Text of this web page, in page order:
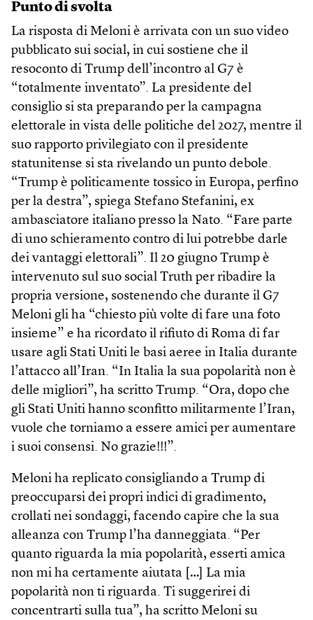
Punto di svolta
La risposta di Meloni è arrivata con un suo video
pubblicato sui social, in cui sostiene che il
resoconto di Trump dell’incontro al G7 è
“totalmente inventato”. La presidente del
consiglio si sta preparando per la campagna
elettorale in vista delle politiche del 2027, mentre il
suo rapporto privilegiato con il presidente
statunitense si sta rivelando un punto debole.
“Trump è politicamente tossico in Europa, perfino
per la destra”, spiega Stefano Stefanini, ex
ambasciatore italiano presso la Nato. “Fare parte
di uno schieramento contro di lui potrebbe darle
dei vantaggi elettorali”. Il 20 giugno Trump è
intervenuto sul suo social Truth per ribadire la
propria versione, sostenendo che durante il G7
Meloni gli ha “chiesto più volte di fare una foto
insieme” e ha ricordato il rifiuto di Roma di far
usare agli Stati Uniti le basi aeree in Italia durante
l’attacco all’Iran. “In Italia la sua popolarità non è
delle migliori”, ha scritto Trump. “Ora, dopo che
gli Stati Uniti hanno sconfitto militarmente l’Iran,
vuole che torniamo a essere amici per aumentare
i suoi consensi. No grazie!!!”.
Meloni ha replicato consigliando a Trump di
preoccuparsi dei propri indici di gradimento,
crollati nei sondaggi, facendo capire che la sua
alleanza con Trump l’ha danneggiata. “Per
quanto riguarda la mia popolarità, esserti amica
non mi ha certamente aiutata […] La mia
popolarità non ti riguarda. Ti suggerirei di
concentrarti sulla tua”, ha scritto Meloni su